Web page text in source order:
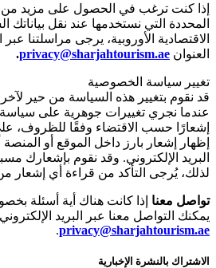
إذا كنت ترغب في الحصول على مزيد من
المحددة التي نستخدمها عند نقل
الاقتصادية الأوروبية، يرجى مراسلتنا عبر
العنوان privacy@sharjahtourism.ae
.
تغيير سياسة الخصوصية
قد نقوم بتغيير هذه السياسة من حير
عندما نجري تغييرات جوهرية على
إشعارًا حسب الاقتضاء وفقًا للظروف،
إظهار إشعار بارز داخل الموقع أو
البريد الإلكتروني. وقد نقوم بإشعارك
لذلك، يُرجى التأكد من قراءة أي إشعار من
تواصل معنا إذا كانت هناك أية أسئلة
يمكنك التواصل معنا عبر البريد
privacy@sharjahtourism.ae
.
الاشتراك بالنشرة الإخبارية